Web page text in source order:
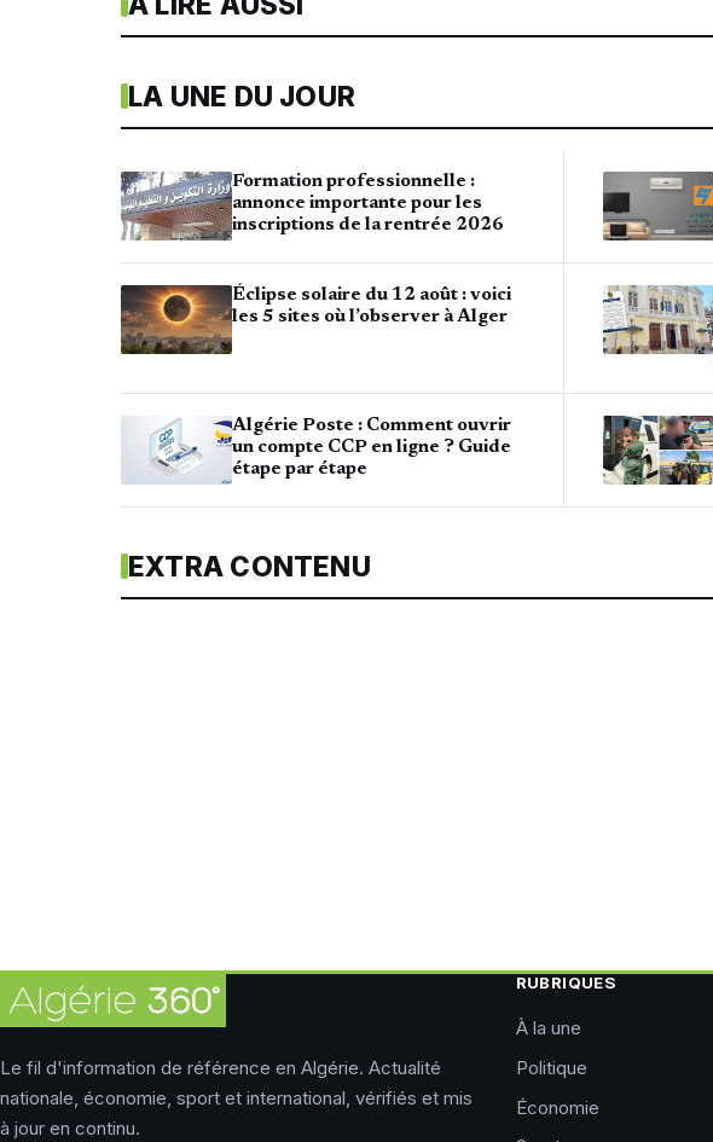
LA UNE DU JOUR
Formation professionnelle :
annonce importante pour les
inscriptions de la rentrée 2026
Éclipse solaire du 12 août : voici
les 5 sites où l’observer à Alger
Algérie Poste : Comment ouvrir
un compte CCP en ligne ? Guide
étape par étape
EXTRA CONTENU
Le fil d'information de référence en Algérie. Actualité
nationale, économie, sport et international, vérifiés et mis
à jour en continu.
RUBRIQUES
À la une
Politique
Économie